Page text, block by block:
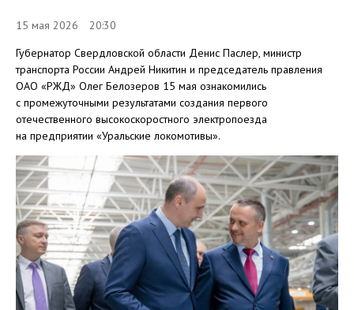
15 мая 2026 20:30
Губернатор Свердловской области Денис Паслер, министр
транспорта России Андрей Никитин и председатель правления
ОАО «РЖД» Олег Белозеров 15 мая ознакомились
с промежуточными результатами создания первого
отечественного высокоскоростного электропоезда
на предприятии «Уральские локомотивы».